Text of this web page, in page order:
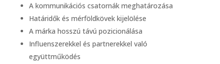
A kommunikációs csatornák meghatározása
Határidők és mérföldkövek kijelölése
A márka hosszú távú pozicionálása
Influenszerekkel és partnerekkel való
együttműködés